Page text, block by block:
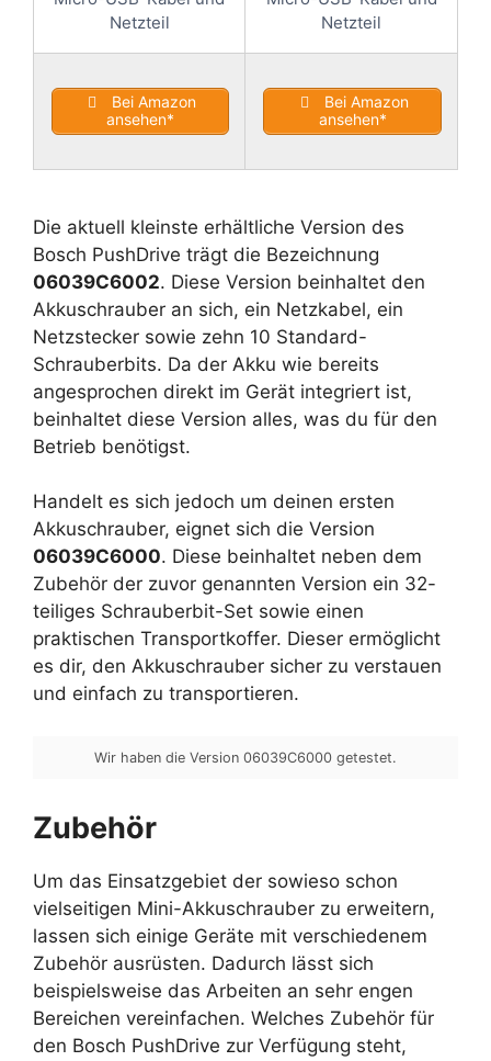
Netzteil
Netzteil
Bei Amazon
ansehen*
Bei Amazon
ansehen*
Die aktuell kleinste erhältliche Version des
Bosch PushDrive trägt die Bezeichnung
06039C6002. Diese Version beinhaltet den
Akkuschrauber an sich, ein Netzkabel, ein
Netzstecker sowie zehn 10 Standard-
Schrauberbits. Da der Akku wie bereits
angesprochen direkt im Gerät integriert ist,
beinhaltet diese Version alles, was du für den
Betrieb benötigst.
Handelt es sich jedoch um deinen ersten
Akkuschrauber, eignet sich die Version
06039C6000. Diese beinhaltet neben dem
Zubehör der zuvor genannten Version ein 32-
teiliges Schrauberbit-Set sowie einen
praktischen Transportkoffer. Dieser ermöglicht
es dir, den Akkuschrauber sicher zu verstauen
und einfach zu transportieren.
Wir haben die Version 06039C6000 getestet.
Zubehör
Um das Einsatzgebiet der sowieso schon
vielseitigen Mini-Akkuschrauber zu erweitern,
lassen sich einige Geräte mit verschiedenem
Zubehör ausrüsten. Dadurch lässt sich
beispielsweise das Arbeiten an sehr engen
Bereichen vereinfachen. Welches Zubehör für
den Bosch PushDrive zur Verfügung steht,